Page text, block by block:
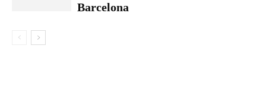
Barcelona